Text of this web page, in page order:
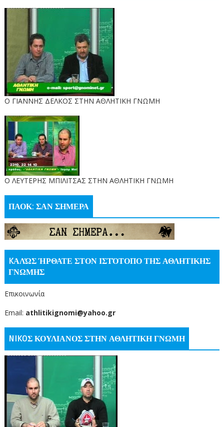
Ο ΓΙΑΝΝΗΣ ΔΕΛΚΟΣ ΣΤΗΝ ΑΘΛΗΤΙΚΗ ΓΝΩΜΗ
O ΛΕΥΤΕΡΗΣ ΜΠΙΛΙΤΣΑΣ ΣΤΗΝ ΑΘΛΗΤΙΚΗ ΓΝΩΜΗ
ΠΑΟΚ: ΣΑΝ ΣΗΜΕΡΑ
KΑΛΏΣ ΉΡΘΑΤΕ ΣΤΟΝ ΙΣΤΌΤΟΠΟ ΤΗΣ ΑΘΛΗΤΙΚΗΣ
ΓΝΩΜΗΣ
Επικοινωνία
Email: athlitikignomi@yahoo.gr
NIKOΣ ΚΟΥΛΙΑΝΟΣ ΣΤΗΝ ΑΘΛΗΤΙΚΗ ΓΝΩΜΗ